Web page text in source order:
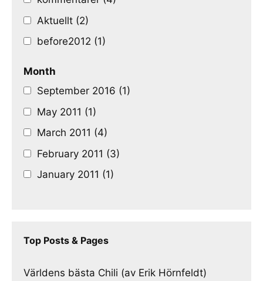
Aktuellt (2)
before2012 (1)
Month
September 2016 (1)
May 2011 (1)
March 2011 (4)
February 2011 (3)
January 2011 (1)
Top Posts & Pages
Världens bästa Chili (av Erik Hörnfeldt)